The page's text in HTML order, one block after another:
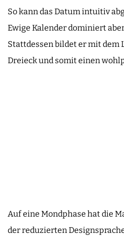
So kann das Datum intuitiv
Ewige Kalender dominiert
Stattdessen bildet er mit dem
Dreieck und somit einen
Auf eine Mondphase hat die
der reduzierten